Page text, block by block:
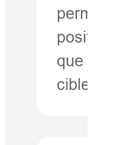
permet
que soit le
cibles ni